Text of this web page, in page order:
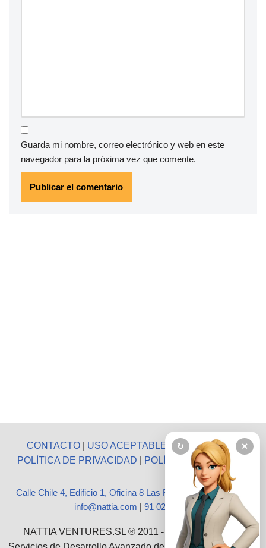
Guarda mi nombre, correo electrónico y web en este
navegador para la próxima vez que comente.
CONTACTO USO ACEPTABLE | AVISO LEGAL
|
POLÍTICA DE PRIVACIDAD
POLÍTICA DE COOKIES
Calle Chile 4, Edificio 1, Oficina 8 Las Rozas, Madrid 28290
info@nattia.com | 91 027 3665
NATTIA VENTURES.SL ® 2011 - 2026 :: Ofrecemos
↻ ✕